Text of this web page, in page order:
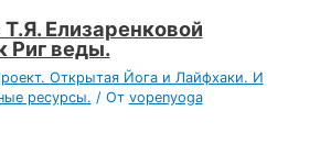
Елизаренковой
Риг веды.
Открытая Йога и Лайфхаки. И
ресурсы. / От vopenyoga